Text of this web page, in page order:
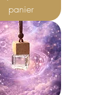
panier